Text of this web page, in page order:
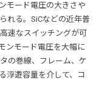
モード電圧の大きさや
れる。SiCなどの近年普
速なスイッチングが可
ンモード電圧を大幅に
の巻線、フレーム、ケ
浮遊容量を介して、コ